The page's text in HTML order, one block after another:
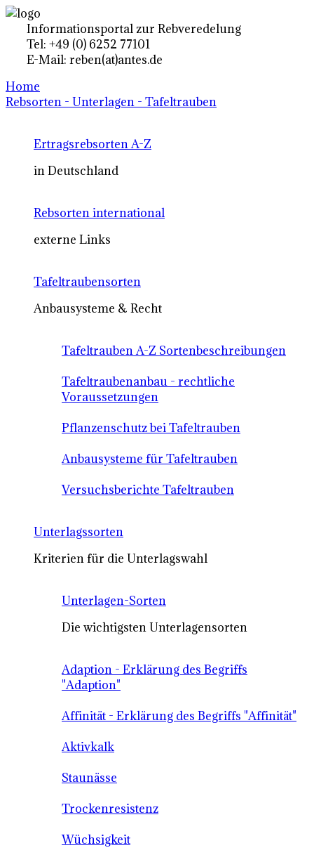
Informationsportal zur Rebveredelung
Tel: +49 (0) 6252 77101
E-Mail: reben(at)antes.de
Home
Rebsorten - Unterlagen - Tafeltrauben
Ertragsrebsorten A-Z
in Deutschland
Rebsorten international
externe Links
Tafeltraubensorten
Anbausysteme & Recht
Tafeltrauben A-Z Sortenbeschreibungen
Tafeltraubenanbau - rechtliche
Voraussetzungen
Pflanzenschutz bei Tafeltrauben
Anbausysteme für Tafeltrauben
Versuchsberichte Tafeltrauben
Unterlagssorten
Kriterien für die Unterlagswahl
Unterlagen-Sorten
Die wichtigsten Unterlagensorten
Adaption - Erklärung des Begriffs
"Adaption"
Affinität - Erklärung des Begriffs "Affinität"
Aktivkalk
Staunässe
Trockenresistenz
Wüchsigkeit